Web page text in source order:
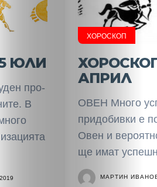
ЮЛИ
про­
В
ХОРОСКОП
АПРИЛ
ОВЕН Много
придобивки е
Овен и
ще имат
МАРТИН